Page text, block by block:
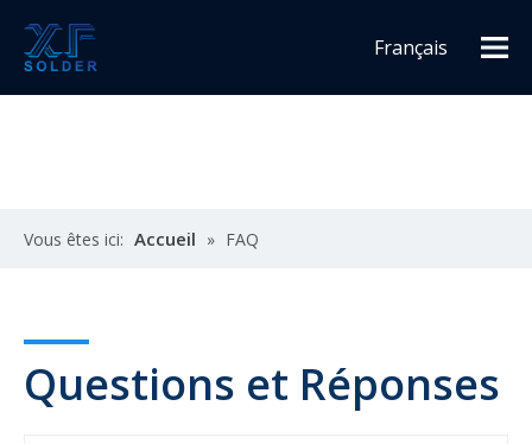
Français
Vous êtes ici: Accueil » FAQ
Questions et Réponses